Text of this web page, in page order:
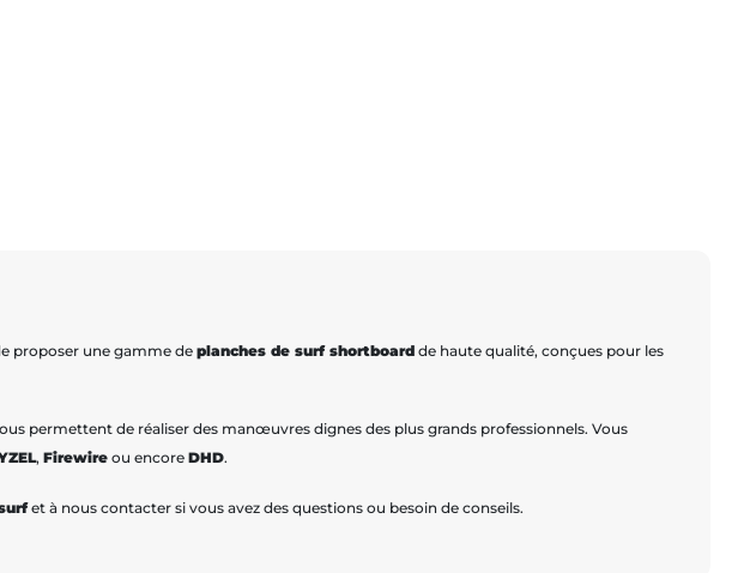
proposer une gamme deplanches de surf shortboard de haute qualité, conçues pour les
permettent de réaliser des manœuvres dignes des plus grands professionnels. Vous
,Firewire ou encoreDHD.
et à nous contacter si vous avez des questions ou besoin de conseils.